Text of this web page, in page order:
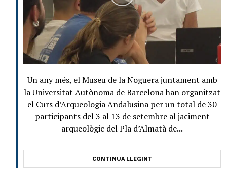
Un any més, el Museu de la Noguera juntament amb
la Universitat Autònoma de Barcelona han organitzat
el Curs d’Arqueologia Andalusina per un total de 30
participants del 3 al 13 de setembre al jaciment
arqueològic del Pla d’Almatà de...
CONTINUA LLEGINT